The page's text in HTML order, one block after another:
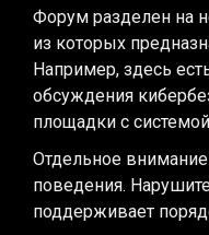
Форум разделен на
из которых
Например, здесь
обсуждения
площадки с
Отдельное
поведения.
поддерживает